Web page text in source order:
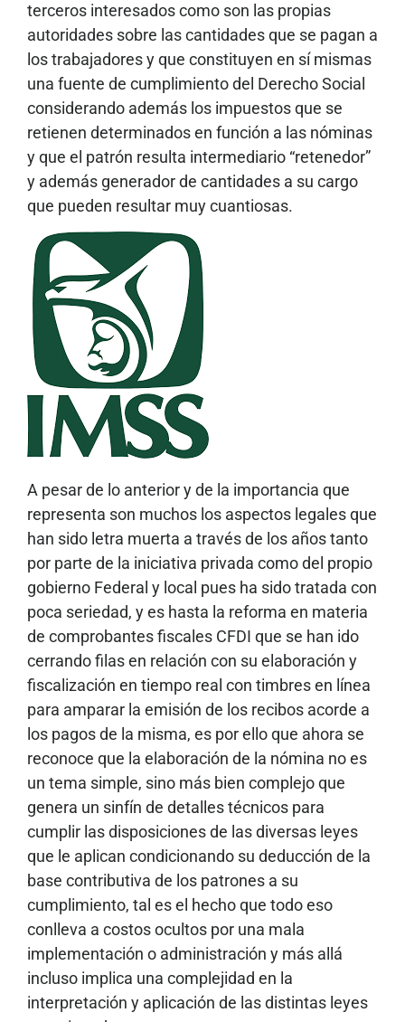
terceros interesados como son las propias
autoridades sobre las cantidades que se pagan a
los trabajadores y que constituyen en sí mismas
una fuente de cumplimiento del Derecho Social
considerando además los impuestos que se
retienen determinados en función a las nóminas
y que el patrón resulta intermediario “retenedor”
y además generador de cantidades a su cargo
que pueden resultar muy cuantiosas.
A pesar de lo anterior y de la importancia que
representa son muchos los aspectos legales que
han sido letra muerta a través de los años tanto
por parte de la iniciativa privada como del propio
gobierno Federal y local pues ha sido tratada con
poca seriedad, y es hasta la reforma en materia
de comprobantes fiscales CFDI que se han ido
cerrando filas en relación con su elaboración y
fiscalización en tiempo real con timbres en línea
para amparar la emisión de los recibos acorde a
los pagos de la misma, es por ello que ahora se
reconoce que la elaboración de la nómina no es
un tema simple, sino más bien complejo que
genera un sinfín de detalles técnicos para
cumplir las disposiciones de las diversas leyes
que le aplican condicionando su deducción de la
base contributiva de los patrones a su
cumplimiento, tal es el hecho que todo eso
conlleva a costos ocultos por una mala
implementación o administración y más allá
incluso implica una complejidad en la
interpretación y aplicación de las distintas leyes